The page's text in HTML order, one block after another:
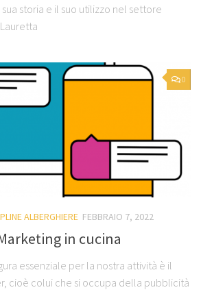
storia e il suo utilizzo nel settore
0
ALBERGHIERE FEBBRAIO 7, 2022
in cucina
essenziale per la nostra attività è il
cioè colui che si occupa della pubblicità